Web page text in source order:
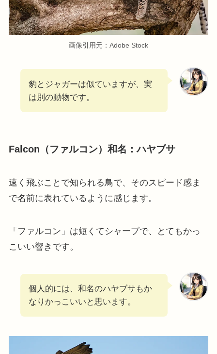
画像引用元：Adobe Stock
豹とジャガーは似ていますが、実
は別の動物です。
Falcon（ファルコン）和名：ハヤブサ
速く飛ぶことで知られる鳥で、そのスピード感ま
で名前に表れているように感じます。
「ファルコン」は短くてシャープで、とてもかっ
こいい響きです。
個人的には、和名のハヤブサもか
なりかっこいいと思います。